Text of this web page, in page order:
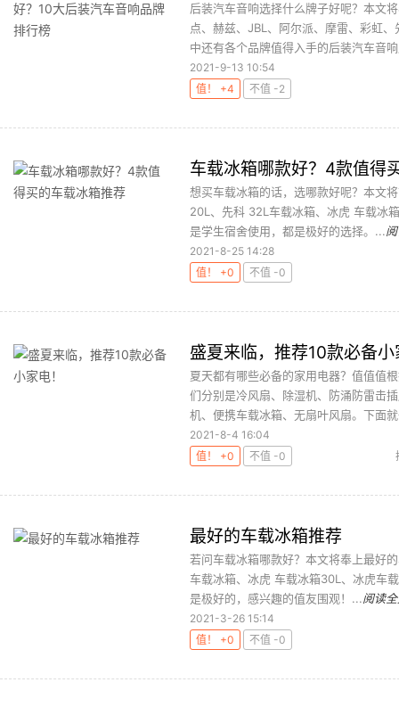
后装汽车音响选择什么牌子好呢？本文
点、赫兹、JBL、阿尔派、摩雷、彩虹
中还有各个品牌值得入手的后装汽车音
2021-9-13 10:54
值！ +4
不值 -2
车载冰箱哪款好？4款值得
想买车载冰箱的话，选哪款好呢？本文
20L、先科 32L车载冰箱、冰虎 车载冰
是学生宿舍使用，都是极好的选择。...
2021-8-25 14:28
值！ +0
不值 -0
盛夏来临，推荐10款必备
夏天都有哪些必备的家用电器？值值值
们分别是冷风扇、除湿机、防涌防雷击
机、便携车载冰箱、无扇叶风扇。下面
2021-8-4 16:04
值！ +0
不值 -0
最好的车载冰箱推荐
若问车载冰箱哪款好？本文将奉上最好
车载冰箱、冰虎 车载冰箱30L、冰虎车
是极好的，感兴趣的值友围观！...阅读
2021-3-26 15:14
值！ +0
不值 -0